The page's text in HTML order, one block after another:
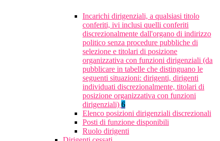
Incarichi dirigenziali, a qualsiasi titolo
conferiti, ivi inclusi quelli conferiti
discrezionalmente dall'organo di indirizzo
politico senza procedure pubbliche di
selezione e titolari di posizione
organizzativa con funzioni dirigenziali (da
pubblicare in tabelle che distinguano le
seguenti situazioni: dirigenti, dirigenti
individuati discrezionalmente, titolari di
posizione organizzativa con funzioni
dirigenziali) 6
Elenco posizioni dirigenziali discrezionali
Posti di funzione disponibili
Ruolo dirigenti